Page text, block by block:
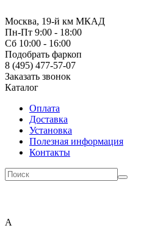
Москва, 19-й км МКАД
Пн-Пт 9:00 - 18:00
Сб 10:00 - 16:00
Подобрать фаркоп
8 (495) 477-57-07
Заказать звонок
Каталог
Оплата
Доставка
Установка
Полезная информация
Контакты
A